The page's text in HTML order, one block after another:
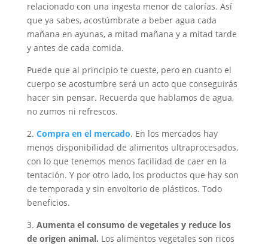
relacionado con una ingesta menor de calorías. Así
que ya sabes, acostúmbrate a beber agua cada
mañana en ayunas, a mitad mañana y a mitad tarde
y antes de cada comida.
Puede que al principio te cueste, pero en cuanto el
cuerpo se acostumbre será un acto que conseguirás
hacer sin pensar. Recuerda que hablamos de agua,
no zumos ni refrescos.
2. Compra en el mercado. En los mercados hay
menos disponibilidad de alimentos ultraprocesados,
con lo que tenemos menos facilidad de caer en la
tentación. Y por otro lado, los productos que hay son
de temporada y sin envoltorio de plásticos. Todo
beneficios.
3. Aumenta el consumo de vegetales y reduce los
de origen animal. Los alimentos vegetales son ricos